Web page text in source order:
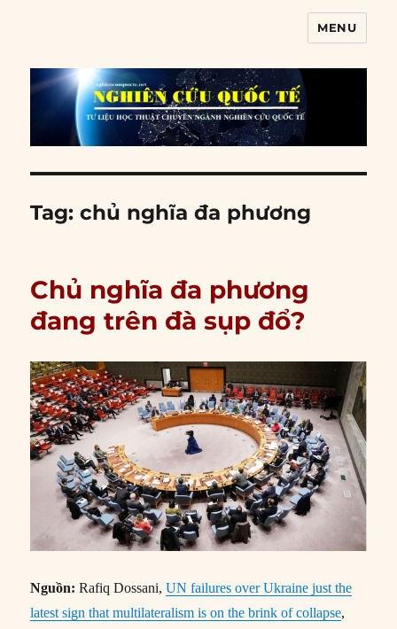
MENU
Tag:chủ nghĩa đa phương
Chủ nghĩa đa phương
đang trên đà sụp đổ?
Nguồn: Rafiq Dossani,UN failures over Ukraine just the
latest sign that multilateralism is on the brink of collapse,